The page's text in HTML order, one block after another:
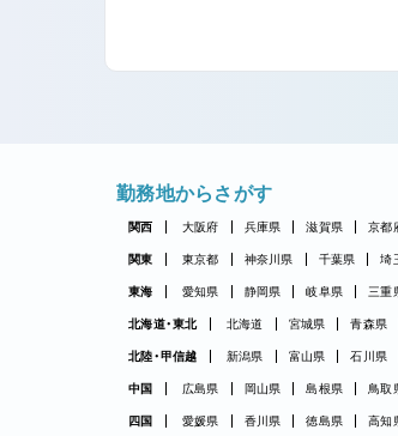
勤務地からさがす
関西 大阪府 兵庫県 滋賀県 京都
関東 東京都 神奈川県 千葉県 埼
東海 愛知県 静岡県 岐阜県 三重
北海道・東北 北海道 宮城県 青森県
北陸・甲信越 新潟県 富山県 石川県
中国 広島県 岡山県 島根県 鳥取
四国 愛媛県 香川県 徳島県 高知